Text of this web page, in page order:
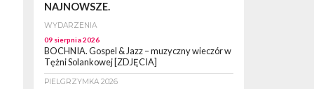
NAJNOWSZE.
WYDARZENIA
09 sierpnia 2026
BOCHNIA. Gospel & Jazz – muzyczny wieczór w
Tężni Solankowej [ZDJĘCIA]
PIELGRZYMKA 2026